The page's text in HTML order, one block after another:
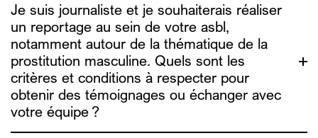
sophie.g@alias.brussels
aure@alias.brussels
houda@alias.brussels
contact@alias.brussels
Nous ne prenons plus de stagiaire pour l’année
académique 2026-2027.
Je suis journaliste et je souhaiterais réaliser
un reportage au sein de votre asbl,
notamment autour de la thématique de la
prostitution masculine. Quels sont les
critères et conditions à respecter pour
obtenir des témoignages ou échanger avec
votre équipe ?